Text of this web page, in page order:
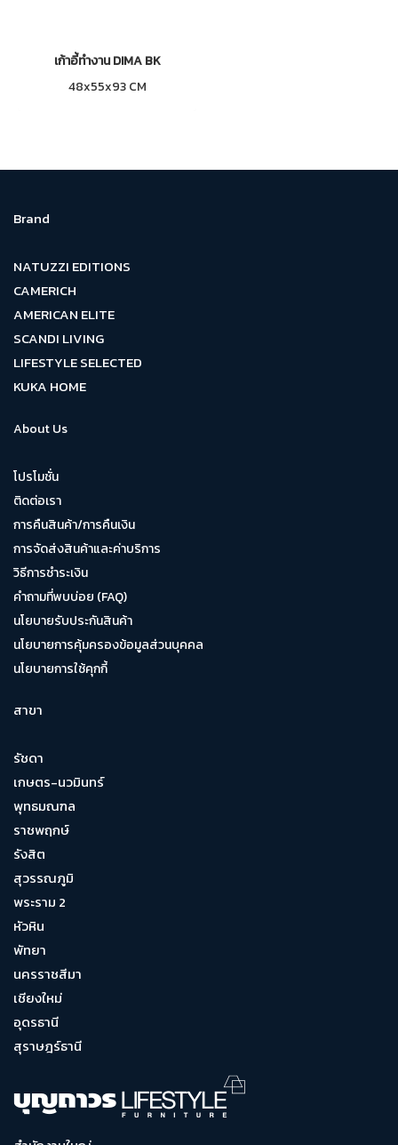
เก้าอี้ทำงาน DIMA BK
48x55x93 CM
Brand
NATUZZI EDITIONS
CAMERICH
AMERICAN ELITE
SCANDI LIVING
LIFESTYLE SELECTED
KUKA HOME
About Us
โปรโมชั่น
ติดต่อเรา
การคืนสินค้า/การคืนเงิน
การจัดส่งสินค้าและค่าบริการ
วิธีการชำระเงิน
คำถามที่พบบ่อย (FAQ)
นโยบายรับประกันสินค้า
นโยบายการคุ้มครองข้อมูลส่วนบุคคล
นโยบายการใช้คุกกี้
สาขา
รัชดา
เกษตร-นวมินทร์
พุทธมณฑล
ราชพฤกษ์
รังสิต
สุวรรณภูมิ
พระราม 2
หัวหิน
พัทยา
นครราชสีมา
เชียงใหม่
อุดรธานี
สุราษฎร์ธานี